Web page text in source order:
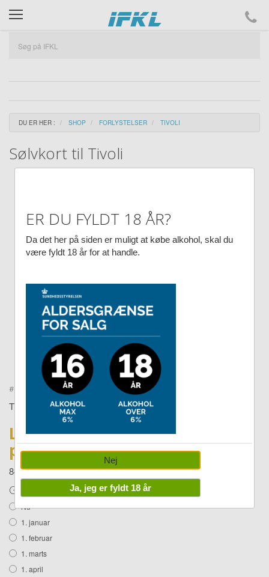
ifkl
DU ER HER : SHOP FORLYSTELSER TIVOLI
Sølvkort til Tivoli
Double tap to zoom
#
TIVOLI
Log ind for
pris
849,00
Gældende fra:
Nu
1. januar
1. februar
1. marts
1. april
ER DU FYLDT 18 ÅR?
Da det her på siden er muligt at købe alkohol, skal du
være fyldt 18 år for at handle.
Nej
Ja, jeg er fyldt 18 år